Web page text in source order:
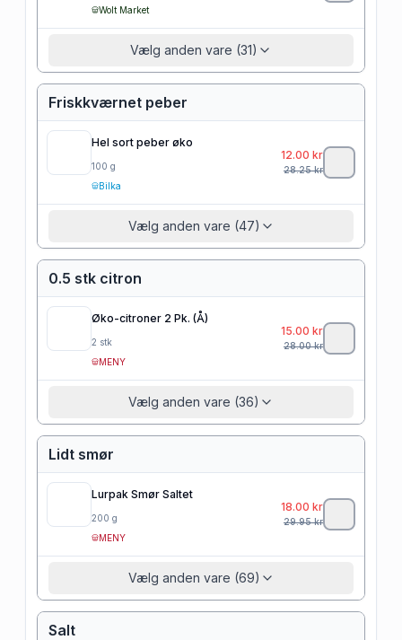
Wolt Market
Vælg anden vare (31)
Friskkværnet peber
Hel sort peber øko
100 g
Bilka
12.00 kr
28.25kr
Vælg anden vare (47)
0.5 stk citron
Øko-citroner 2 Pk. (Å)
2 stk
MENY
15.00 kr
28.00kr
Vælg anden vare (36)
Lidt smør
Lurpak Smør Saltet
200 g
MENY
18.00 kr
29.95kr
Vælg anden vare (69)
Salt